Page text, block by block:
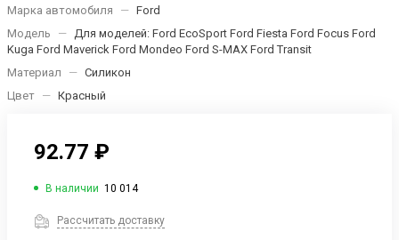
Марка автомобиля
— Ford
Модель
— Для моделей: Ford EcoSport Ford Fiesta Ford Focus Ford
Kuga Ford Maverick Ford Mondeo Ford S-MAX Ford Transit
Материал
— Силикон
Цвет — Красный
92.77 ₽
В наличии 10 014
Рассчитать доставку